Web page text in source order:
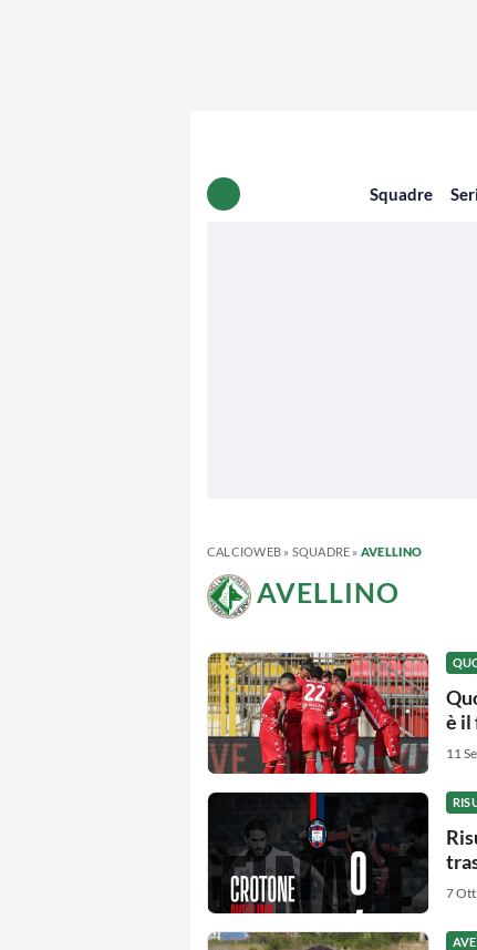
Squadre
CALCIOWEB» SQUADRE » AVELLINO
AVELLINO
è il
11
7